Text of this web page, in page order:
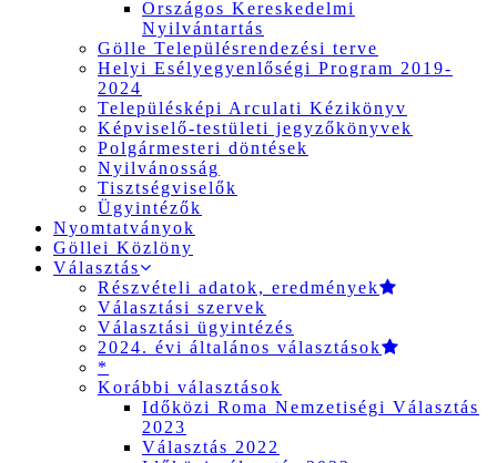
Országos Kereskedelmi
Nyilvántartás
Gölle Településrendezési terve
Helyi Esélyegyenlőségi Program 2019-
2024
Településképi Arculati Kézikönyv
Képviselő-testületi jegyzőkönyvek
Polgármesteri döntések
Nyilvánosság
Tisztségviselők
Ügyintézők
Nyomtatványok
Göllei Közlöny
Választás
Részvételi adatok, eredmények
Választási szervek
Választási ügyintézés
2024. évi általános választások
*
Korábbi választások
Időközi Roma Nemzetiségi Választás
2023
Választás 2022